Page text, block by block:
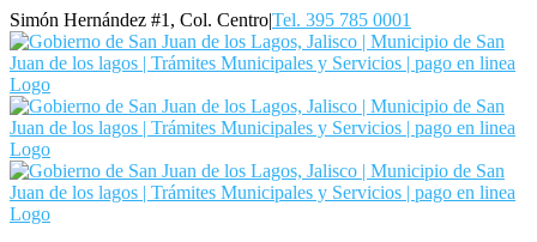
Skip
to
content
Simón Hernández #1, Col. Centro|Tel. 395 785 0001
Facebook
YouTube